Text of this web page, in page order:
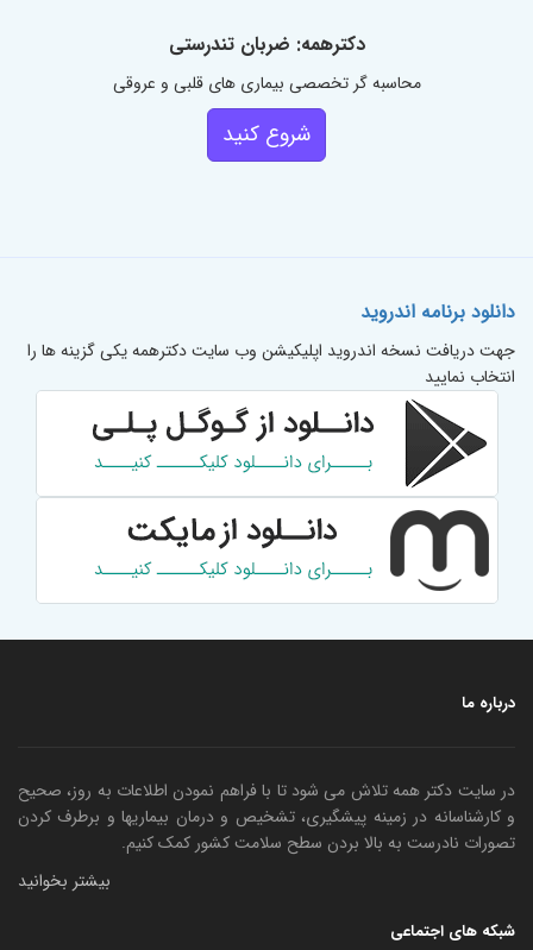
دکترهمه: ضربان تندرستی
محاسبه گر تخصصی بیماری های قلبی و عروقی
شروع کنید
دانلود برنامه اندروید
جهت دریافت نسخه اندروید اپلیکیشن وب سایت دکترهمه یکی گزینه ها را
انتخاب نمایید
درباره ما
در سایت دکتر همه تلاش می شود تا با فراهم نمودن اطلاعات به روز، صحیح
و کارشناسانه در زمینه پیشگیری، تشخیص و درمان بیماریها و برطرف کردن
تصورات نادرست به بالا بردن سطح سلامت کشور کمک کنیم.
بیشتر بخوانید
شبکه های اجتماعی